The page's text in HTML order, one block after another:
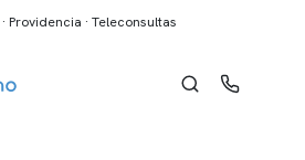
Providencia · Teleconsultas